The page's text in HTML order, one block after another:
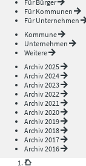
Für Bürger
Für Kommunen
Für Unternehmen
Kommune
Unternehmen
Weitere
Archiv 2025
Archiv 2024
Archiv 2023
Archiv 2022
Archiv 2021
Archiv 2020
Archiv 2019
Archiv 2018
Archiv 2017
Archiv 2016